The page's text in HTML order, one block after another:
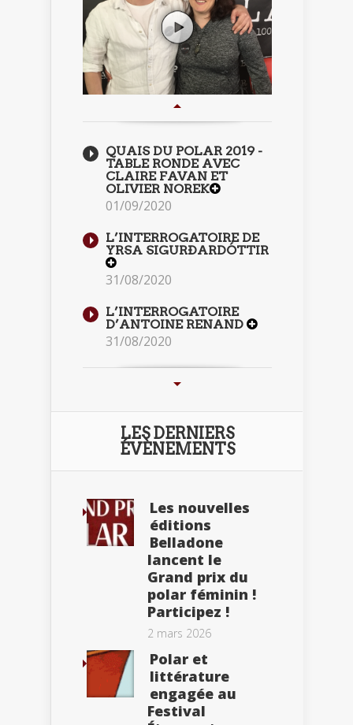
QUAIS DU POLAR 2019 -
TABLE RONDE AVEC
CLAIRE FAVAN ET
OLIVIER NOREK
01/09/2020
L’INTERROGATOIRE DE
YRSA SIGURÐARDÓTTIR
31/08/2020
L’INTERROGATOIRE
D’ANTOINE RENAND
31/08/2020
LES DERNIERS
ÉVÈNEMENTS
Les nouvelles
éditions
Belladone
lancent le
Grand prix du
polar féminin !
Participez !
2 mars 2026
Polar et
littérature
engagée au
Festival